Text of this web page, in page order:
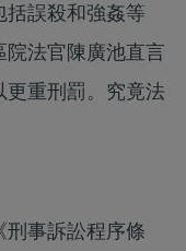
括誤殺和強姦等
院法官陳廣池直言
更重刑罰。究竟法
刑事訴訟程序條